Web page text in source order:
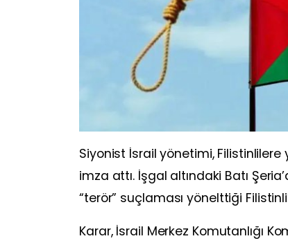
Siyonist İsrail yönetimi,
imza attı. İşgal altındaki Batı
“terör” suçlaması yönelttiği
Karar, İsrail Merkez Komutanlığı